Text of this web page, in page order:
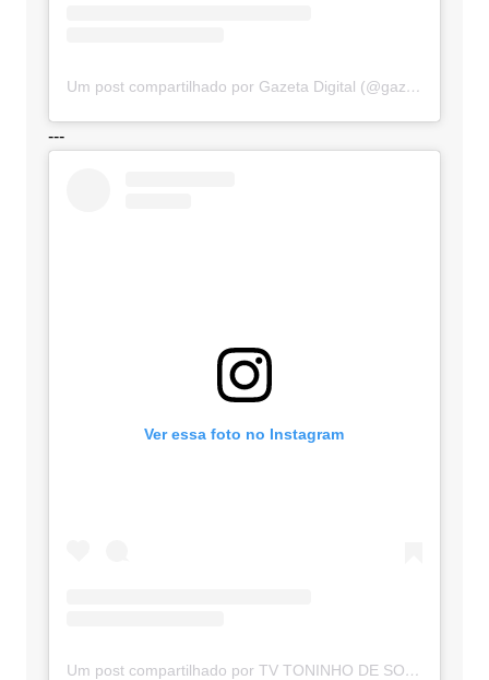
Um post compartilhado por Gazeta Digital (@gazetadigital)
---
Ver essa foto no Instagram
Um post compartilhado por TV TONINHO DE SOUZA (@toninhodesouzamt)